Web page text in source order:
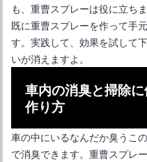
水垢がついた車はポリッシャ
も、重曹スプレーは役に立ちま
既に重曹スプレーを作って手
す。実践して、効果を試して
いが消えますよ。
車内の消臭と掃除
作り方
車の中にいるなんだか臭うこ
で消臭できます。重曹スプレ